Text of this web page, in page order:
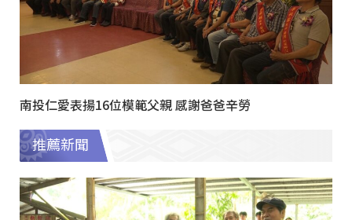
南投仁愛表揚16位模範父親 感謝爸爸辛勞
推薦新聞